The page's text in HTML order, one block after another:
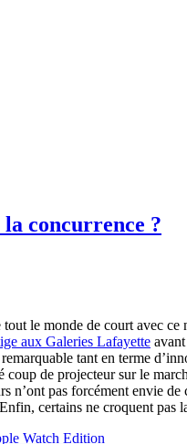
concurrence ?
le monde de court avec
aux Galeries Lafayette avant
tant en terme
coup de projecteur sur le
n’ont pas forcément envie
certains ne croquent pas